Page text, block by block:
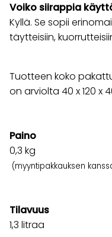
Voiko siirappia
Kyllä. Se sopii
täytteisiin,
Tuotteen koko
on arviolta 40 x 120 x
Paino
0,3 kg
(myyntipakkauksen
Tilavuus
1,3 litraa